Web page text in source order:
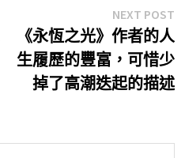
NEXT POST
《永恆之光》作者的人
生履歷的豐富，可惜少
掉了高潮迭起的描述